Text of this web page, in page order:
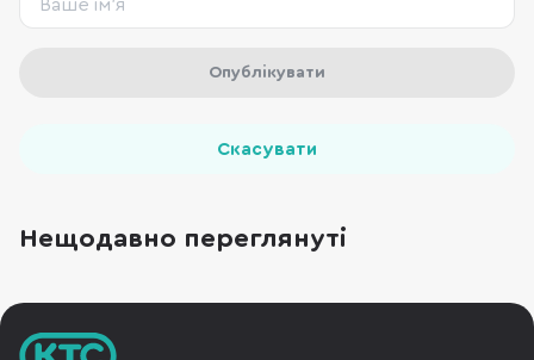
Опублікувати
Скасувати
Нещодавно переглянуті